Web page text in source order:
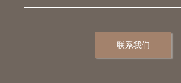
联系我们